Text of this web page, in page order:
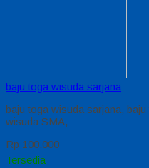
baju toga wisuda sarjana
baju toga wisuda sarjana,
wisuda SMA,
Rp 100.000
Tersedia